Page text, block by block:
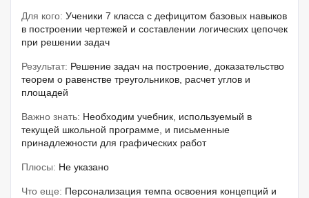
Для кого: Ученики 7 класса с дефицитом базовых навыков
в построении чертежей и составлении логических цепочек
при решении задач
Результат: Решение задач на построение, доказательство
теорем о равенстве треугольников, расчет углов и
площадей
Важно знать: Необходим учебник, используемый в
текущей школьной программе, и письменные
принадлежности для графических работ
Плюсы: Не указано
Что еще: Персонализация темпа освоения концепций и